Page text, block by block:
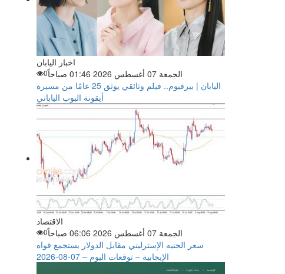
اخبار اليابان
الجمعة 07 أغسطس 2026 01:46 صباحاً
0
اليابان | بيرفيوم.. فيلم وثائقي يوثق 25 عامًا من مسيرة
أيقونة البوب الياباني
الاقتصاد
الجمعة 07 أغسطس 2026 06:06 صباحاً
0
سعر الجنيه الإسترليني مقابل الدولار يستجمع قواه
الإيجابية – توقعات اليوم – 07-08-2026